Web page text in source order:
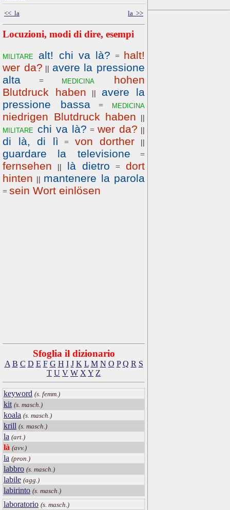
<< la la >>
Locuzioni, modi di dire, esempi
militare alt! chi va là? = halt!
wer da? || avere la pressione
alta = medicina hohen
Blutdruck haben
||
avere la
pressione bassa= medicina
niedrigen Blutdruck haben ||
militare chi va là? = wer da? ||
di là, di lì = von dorther ||
guardare la televisione =
fernsehen || là dietro =dort
hinten || mantenere la parola
= sein Wort einlösen
Sfoglia il dizionario
A B C D E F G H I J K L M N O P Q R S
T U V W X Y Z
keyword (s. femm.)
kit (s. masch.)
koala (s. masch.)
krill (s. masch.)
la (art.)
là (avv.)
la (pron.)
labbro (s. masch.)
labile (agg.)
labirinto (s. masch.)
laboratorio (s. masch.)